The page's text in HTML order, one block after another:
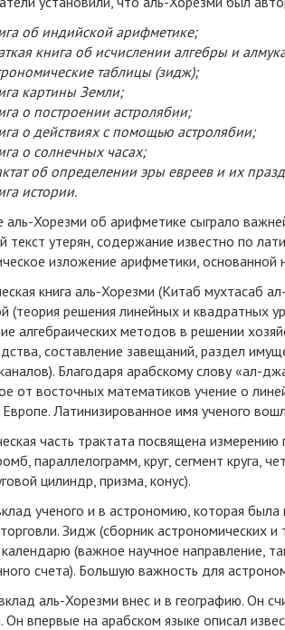
об ин­дий­ской ариф­ме­ти­ке;
кни­га об ис­чис­ле­нии ал­геб­ры и
таб­ли­цы (зидж);
кар­ти­ны Зем­ли;
о по­стро­е­нии аст­ро­ля­бии;
о дейст­ви­ях с по­мощью аст­ро­ля­бии;
о сол­неч­ных ча­сах;
об опре­де­ле­нии эры ев­ре­ев и их
ис­то­рии.
аль-Хо­рез­ми об ариф­ме­ти­ке сыг­ра­ло
текст уте­рян, со­дер­жа­ние из­вест­но по
из­ло­же­ние ариф­ме­ти­ки, ос­но­ван­ной
кни­га аль-Хо­рез­ми (Ки­таб мух­та­саб
(те­о­рия ре­ше­ния ли­ней­ных и квад­рат­ных
ал­геб­ра­и­чес­ких ме­то­дов в ре­ше­нии
со­став­ле­ние за­ве­ща­ний, раз­дел
Бла­го­да­ря араб­ско­му сло­ву «ал-
от вос­точ­ных ма­те­ма­ти­ков уче­ние о
Ла­ти­ни­зи­ро­ван­ное имя уче­но­го
часть трак­та­та по­свя­ще­на
па­рал­ле­ло­грамм, круг, сег­мент кру­га,
ци­лин­др, приз­ма, ко­нус).
уче­но­го и в аст­ро­но­мию, ко­то­рая
Зидж (сбор­ник аст­ро­но­ми­чес­ких
(важ­ное на­уч­ное на­прав­ле­ние,
сче­та). Боль­шую важ­ность для
аль-Хо­рез­ми внес и в гео­гра­фию. Он
Он впер­вые на араб­ском язы­ке опи­сал